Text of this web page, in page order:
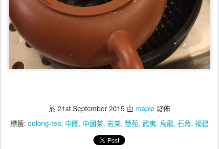
於 21st September 2015 由 maple 發佈
標籤: oolong-tea 中國 中國茶 岩茶 慧苑 武夷 烏龍 石角 福建